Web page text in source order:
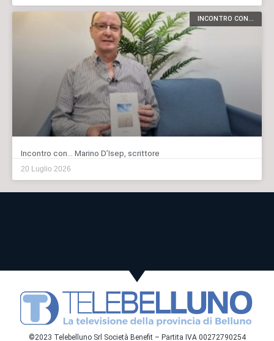
INCONTRO CON...
Incontro con… Marino D’Isep, scrittore
20 Luglio 2026
©2023 Telebelluno Srl Società Benefit – Partita IVA 00272790254